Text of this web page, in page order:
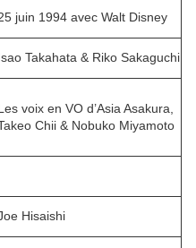
juin 1994 avec Walt Disney
Takahata & Riko Sakaguchi
voix en VO d’Asia Asakura,
Chii & Nobuko Miyamoto
Hisaishi